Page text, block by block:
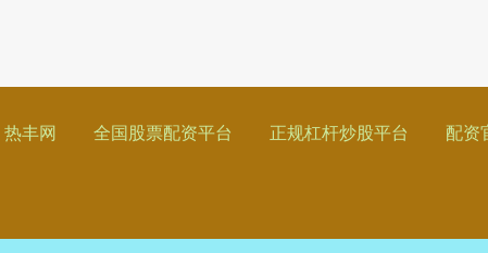
热丰网 全国股票配资平台 正规杠杆炒股平台 配资